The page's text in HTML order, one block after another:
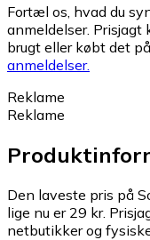
Fortæl os, hvad du
anmeldelser. Prisjagt
brugt eller købt det
anmeldelser.
Reklame
Reklame
Den laveste pris på
lige nu er 29 kr.
netbutikker og